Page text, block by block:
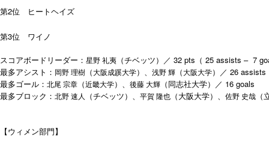
第2位 ヒートヘイズ
第3位 ワイノ
スコアボードリーダー： 星野 礼夷 （チベッツ ）／ 32 pts （ 25 assists –7
最多アシスト： 岡野 理樹 （大阪成蹊大学）、 浅野 輝 （大阪大学）／ 26 assists
最多ゴール： 北尾 宗章 （近畿大学）、 後藤 大輝 （同志社大学）／ 16 goals
最多ブロック： 北野 速人 （チベッツ）、 平賀 隆也 （大阪大学）、 佐野 史哉 （
【ウィメン部門】